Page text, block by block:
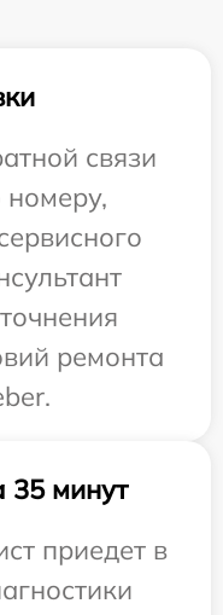
связи
ремонта
35 минут
приедет в